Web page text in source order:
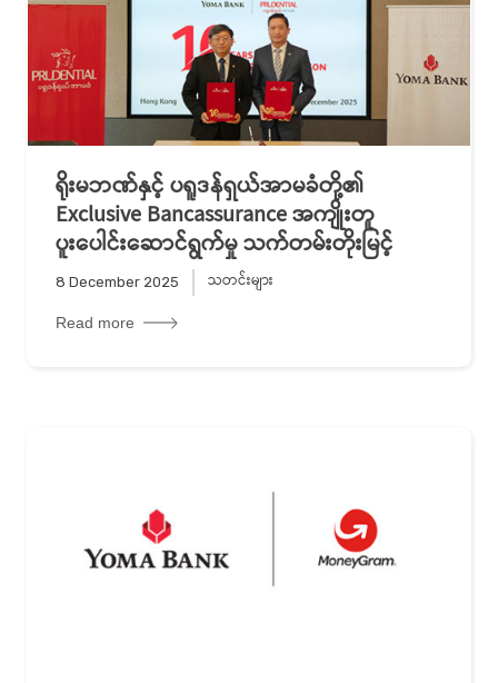
ရိုးမဘဏ်နှင့် ပရူဒန်ရှယ်အာမခံတို့၏
Exclusive Bancassurance အကျိုးတူ
ပူးပေါင်းဆောင်ရွက်မှု သက်တမ်းတိုးမြင့်
8 December 2025 သတင်းများ
Read more